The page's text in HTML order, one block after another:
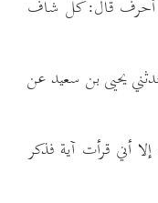
أحرف قال: كل شاف
يحيى بن سعيد عن
قرأت آية فذكر